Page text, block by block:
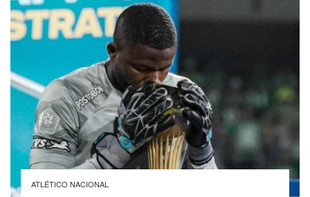
ATLÉTICO NACIONAL